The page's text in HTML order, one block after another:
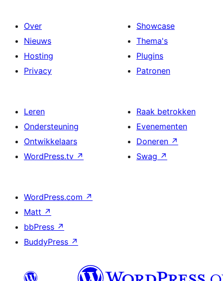
Over
Nieuws
Hosting
Privacy
Showcase
Thema's
Plugins
Patronen
Leren
Ondersteuning
Ontwikkelaars
WordPress.tv ↗
Raak betrokken
Evenementen
Doneren ↗
Swag ↗
WordPress.com ↗
Matt ↗
bbPress ↗
BuddyPress ↗